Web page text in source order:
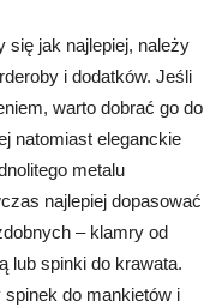
się jak najlepiej, należy
i dodatków. Jeśli
warto dobrać go do
natomiast eleganckie
metalu
najlepiej dopasować
– klamry od
lub spinki do krawata.
do mankietów i